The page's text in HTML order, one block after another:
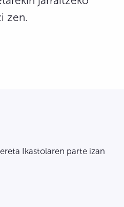
zen.
Ikastolaren parte izan